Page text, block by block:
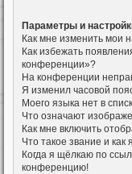
Параметры и
Как мне изменить мои
Как избежать
конференции»?
На конференции
Я изменил часовой
Моего языка нет в
Что означают
Как мне включить
Что такое звание и как
Когда я щёлкаю по
конференцию!